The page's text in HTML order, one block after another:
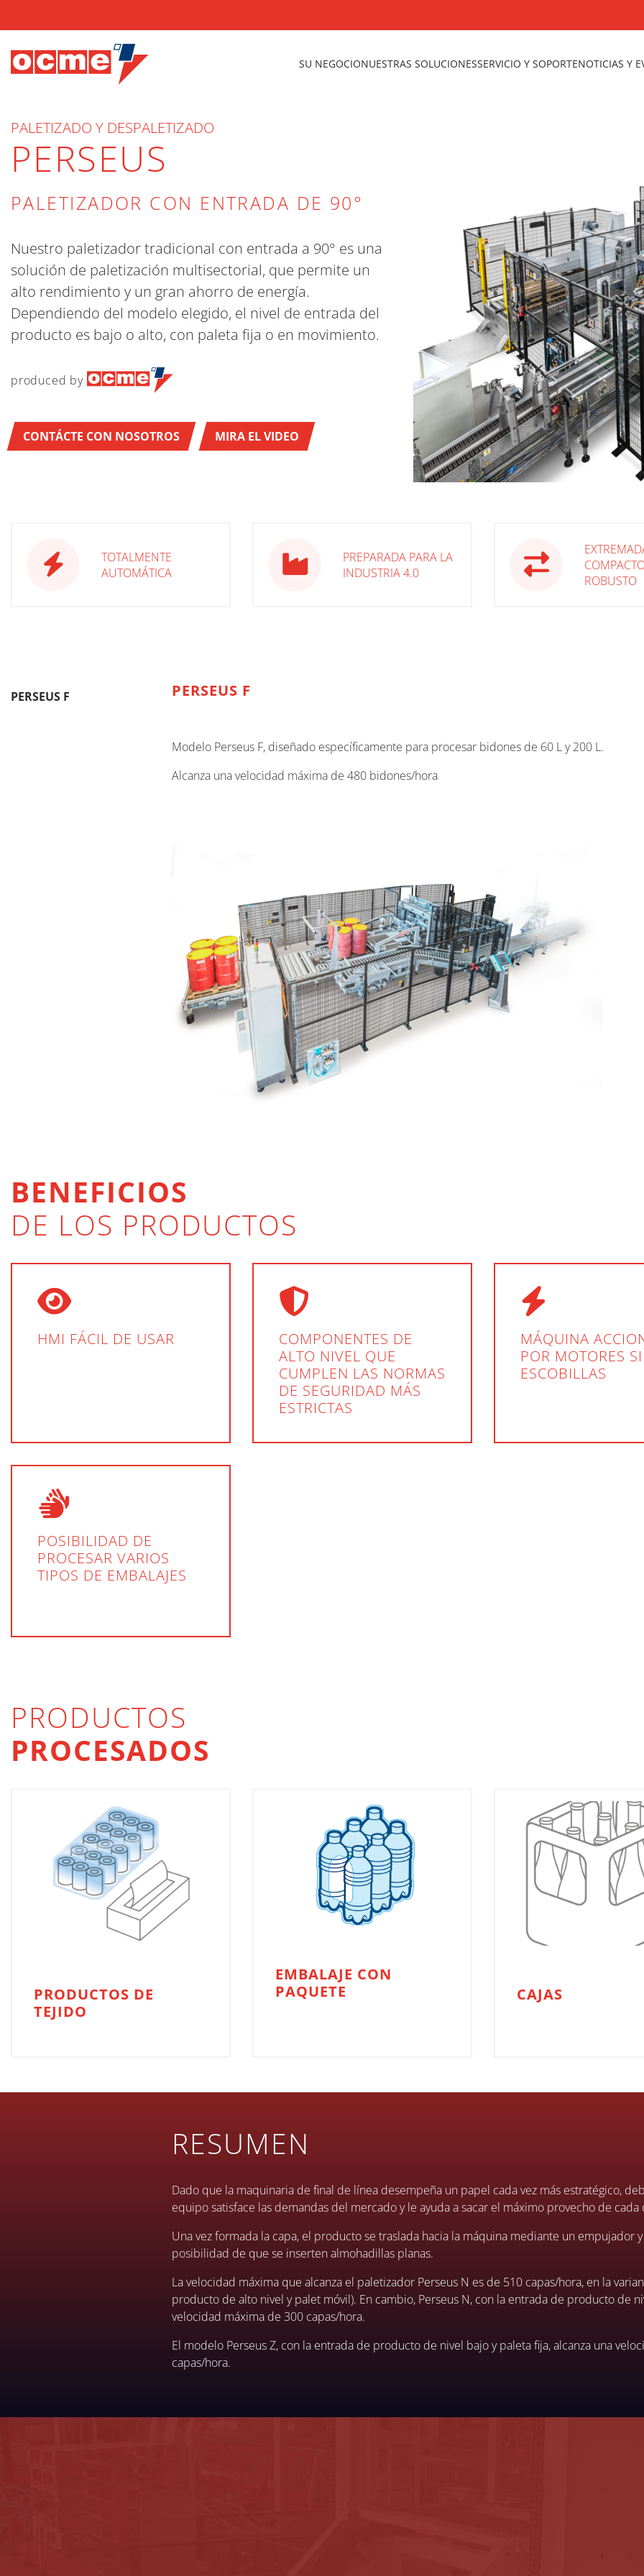
SU NEGOCIONUESTRAS SOLUCIONESSERVICIO Y SOPORTENOTICIAS Y
PALETIZADO Y DESPALETIZADO
PERSEUS
PALETIZADOR CON ENTRADA DE 90°
Nuestro paletizador tradicional con entrada a 90° es una
solución de paletización multisectorial, que permite un
alto rendimiento y un gran ahorro de energía.
Dependiendo del modelo elegido, el nivel de entrada del
producto es bajo o alto, con paleta fija o en movimiento.
produced by
CONTÁCTE CON NOSOTROS MIRA EL VIDEO
TOTALMENTE
AUTOMÁTICA
PREPARADA PARA LA
INDUSTRIA 4.0
ROBUSTO
PERSEUS F PERSEUS F
Modelo Perseus F, diseñado específicamente para procesar bidones de 60 L y 200 L.
Alcanza una velocidad máxima de 480 bidones/hora
BENEFICIOS
DE LOS PRODUCTOS
HMI FÁCIL DE USAR
COMPONENTES DE
ALTO NIVEL QUE
CUMPLEN LAS NORMAS
DE SEGURIDAD MÁS
ESTRICTAS
MÁQUINA
POR MOTORES
ESCOBILLAS
POSIBILIDAD DE
PROCESAR VARIOS
TIPOS DE EMBALAJES
PRODUCTOS
PROCESADOS
PRODUCTOS DE
TEJIDO
EMBALAJE CON
PAQUETE
CAJAS
RESUMEN
Dado que la maquinaria de final de línea desempeña un papel cada vez más estratégico,
equipo satisface las demandas del mercado y le ayuda a sacar el máximo provecho de
Una vez formada la capa, el producto se traslada hacia la máquina mediante un empujador
posibilidad de que se inserten almohadillas planas.
La velocidad máxima que alcanza el paletizador Perseus N es de 510 capas/hora, en la
producto de alto nivel y palet móvil). En cambio, Perseus N, con la entrada de producto de
velocidad máxima de 300 capas/hora.
El modelo Perseus Z, con la entrada de producto de nivel bajo y paleta fija, alcanza una
capas/hora.